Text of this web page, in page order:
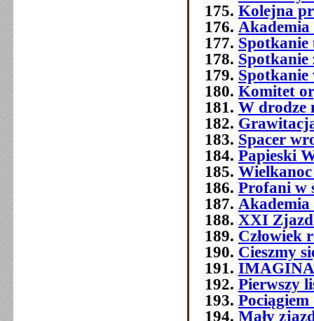
Kolejna
Akademia
Spotkanie
Spotkanie
Spotkanie
Komitet
W drodze
Spacer
Papieski
Profani w
XXI
Człowiek
Cieszmy
Pierwszy
Mały